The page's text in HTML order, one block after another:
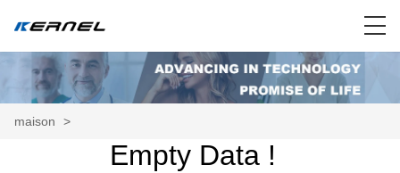
maison >
Empty Data !